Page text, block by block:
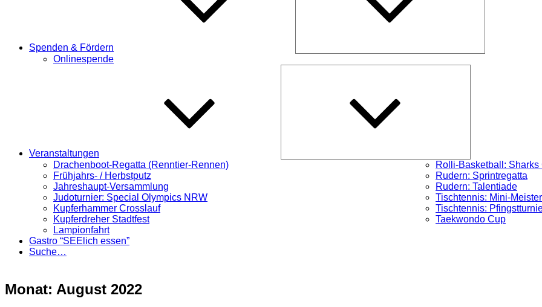
Spenden & Fördern
Onlinespende
Veranstaltungen
Drachenboot-Regatta (Renntier-Rennen)
Frühjahrs- / Herbstputz
Jahreshaupt-Versammlung
Judoturnier: Special Olympics NRW
Kupferhammer Crosslauf
Kupferdreher Stadtfest
Lampionfahrt
Rolli-Basketball: Sharks
Rudern: Sprintregatta
Rudern: Talentiade
Tischtennis: Mini-
Tischtennis:
Taekwondo Cup
Gastro “SEElich essen”
Suche…
Monat: August 2022